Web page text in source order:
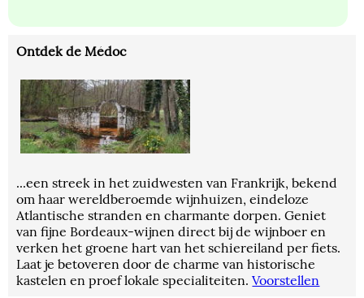
Ontdek de Médoc
...een streek in het zuidwesten van Frankrijk, bekend
om haar wereldberoemde wijnhuizen, eindeloze
Atlantische stranden en charmante dorpen. Geniet
van fijne Bordeaux-wijnen direct bij de wijnboer en
verken het groene hart van het schiereiland per fiets.
Laat je betoveren door de charme van historische
kastelen en proef lokale specialiteiten.Voorstellen